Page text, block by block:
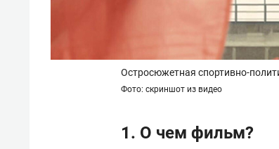
Остросюжетная спортивно-
Фото: скриншот из видео
1. О чем фильм?